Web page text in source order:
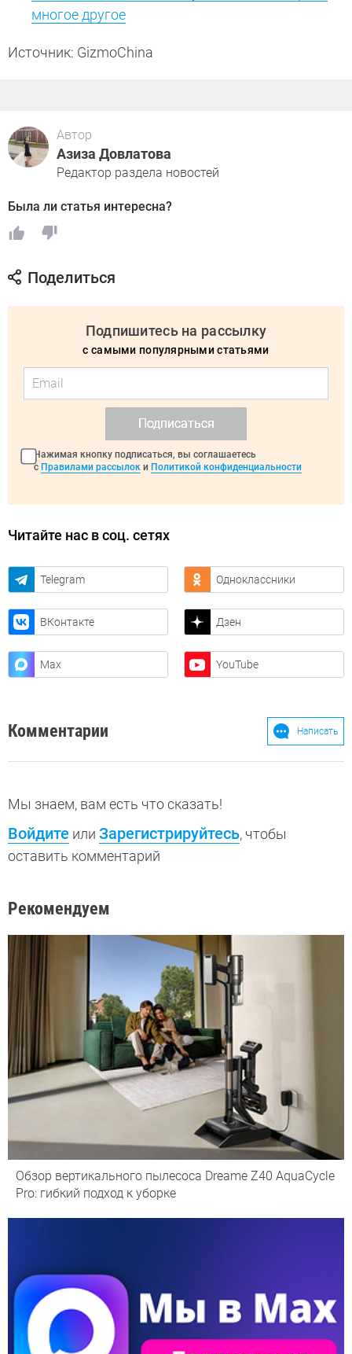
многое другое
Источник: GizmoChina
Автор
Азиза Довлатова
Редактор раздела новостей
Была ли статья интересна?
Поделиться
Подпишитесь на рассылку
с самыми популярными статьями
Подписаться
Нажимая кнопку подписаться, вы соглашаетесь
с Правилами рассылок и Политикой конфиденциальности
Читайте нас в соц. сетях
Telegram Одноклассники
ВКонтакте Дзен
Max YouTube
Комментарии Написать
Мы знаем, вам есть что сказать!
Войдите или Зарегистрируйтесь, чтобы
оставить комментарий
Рекомендуем
Обзор вертикального пылесоса Dreame Z40 AquaCycle
Pro: гибкий подход к уборке